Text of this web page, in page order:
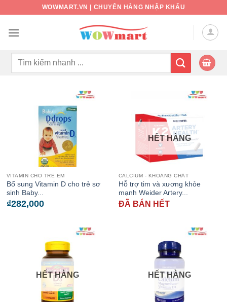
nội
WOWMART.VN | CHUYÊN HÀNG NHẬP KHẨU
Tìm
VITAMIN CHO TRẺ EM
Bổ sung Vitamin D cho trẻ sơ
sinh Baby...
₫282,000
HẾT HÀNG
CALCIUM - KHOÁNG CHẤT
Hỗ trợ tim và xương khỏe
mạnh Weider Artery...
ĐÃ BÁN HẾT
HẾT HÀNG HẾT HÀNG